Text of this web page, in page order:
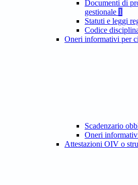
Documenti di
gestionale 1
Statuti e leggi
Codice
Oneri informativi per
Scadenzario
Oneri
Attestazioni OIV o